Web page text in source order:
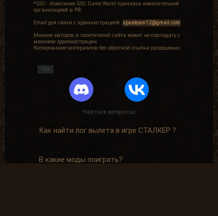
*GSC - Компания GSC Game World признана нежелательной
организацией в РФ.
Email для связи с администрацией: spaateam12@gmail.com
Мнение авторов и посетителей сайта может не совпадать с
мнением администрации.
Копирование материалов без обратной ссылки разрешенно.
16+
Частые вопросы
Как найти лог вылета в игре СТАЛКЕР ?
В какие моды поиграть?